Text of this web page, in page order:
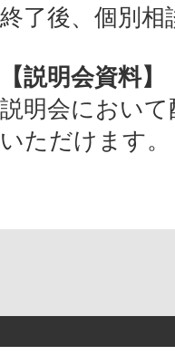
終了後、個別相
【説明会資料】
説明会におい
いただけます。